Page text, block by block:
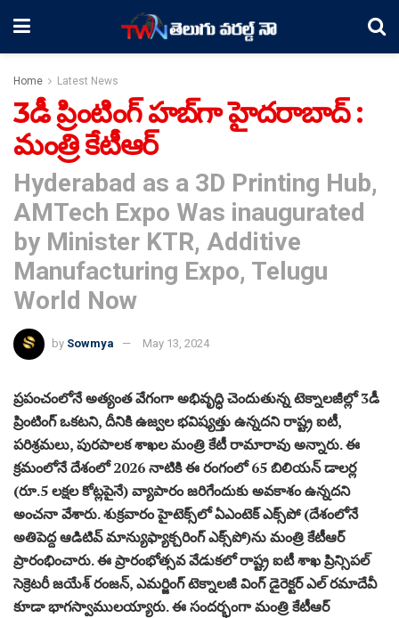
Home Latest News
3డీ ప్రింటింగ్‌ హబ్‌గా హైదరాబాద్‌ :
మంత్రి కేటీఆర్‌
Hyderabad as a 3D Printing Hub,
AMTech Expo Was inaugurated
by Minister KTR, Additive
Manufacturing Expo, Telugu
World Now
by Sowmya May 13, 2024
ప్రపంచంలోనే అత్యంత వేగంగా అభివృద్ధి చెందుతున్న టెక్నాలజీల్లో 3డీ
ప్రింటింగ్‌ ఒకటని, దీనికి ఉజ్వల భవిష్యత్తు ఉన్నదని రాష్ట్ర ఐటీ,
పరిశ్రమలు, పురపాలక శాఖల మంత్రి కేటీ రామారావు అన్నారు. ఈ
క్రమంలోనే దేశంలో 2026 నాటికి ఈ రంగంలో 65 బిలియన్‌ డాలర్ల
(రూ.5 లక్షల కోట్లపైనే) వ్యాపారం జరిగేందుకు అవకాశం ఉన్నదని
అంచనా వేశారు. శుక్రవారం హైటెక్స్‌లో ఏఎంటెక్‌ ఎక్స్‌పో (దేశంలోనే
అతిపెద్ద ఆడిటివ్‌ మాన్యుఫ్యాక్చరింగ్‌ ఎక్స్‌పో)ను మంత్రి కేటీఆర్‌
ప్రారంభించారు. ఈ ప్రారంభోత్సవ వేడుకలో రాష్ట్ర ఐటీ శాఖ ప్రిన్సిపల్‌
సెక్రెటరీ జయేశ్‌ రంజన్‌, ఎమర్జింగ్‌ టెక్నాలజీ వింగ్‌ డైరెక్టర్‌ ఎల్‌ రమాదేవీ
కూడా భాగస్వాములయ్యారు. ఈ సందర్భంగా మంత్రి కేటీఆర్‌